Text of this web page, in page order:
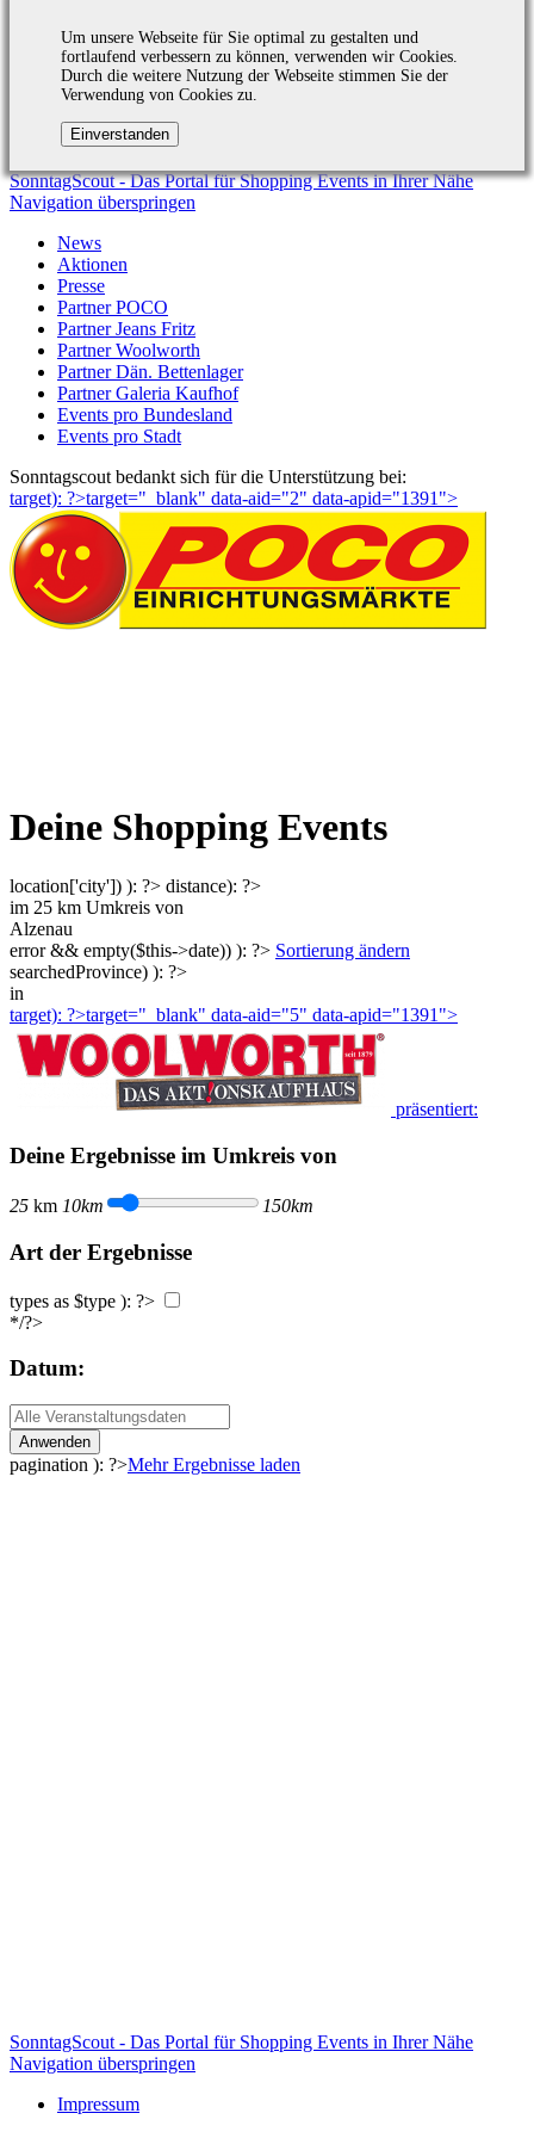
Um unsere Webseite für Sie optimal zu gestalten und
fortlaufend verbessern zu können, verwenden wir Cookies.
Durch die weitere Nutzung der Webseite stimmen Sie der
Verwendung von Cookies zu.
SonntagScout - Das Portal für Shopping Events in Ihrer Nähe
Navigation überspringen
News
Aktionen
Presse
Partner POCO
Partner Jeans Fritz
Partner Woolworth
Partner Dän. Bettenlager
Partner Galeria Kaufhof
Events pro Bundesland
Events pro Stadt
Sonntagscout bedankt sich für die Unterstützung bei:
target): ?>target="_blank" data-aid="2" data-apid="1391">
Deine Shopping Events
location['city']) ): ?> distance): ?>
im 25 km Umkreis von
Alzenau
error && empty($this->date)) ): ?> Sortierung ändern
searchedProvince) ): ?>
in
target): ?>target="_blank" data-aid="5" data-apid="1391">
präsentiert:
Deine Ergebnisse im Umkreis von
25 km 10km 150km
Art der Ergebnisse
types as $type ): ?>
*/?>
Datum:
Anwenden
pagination ): ?>Mehr Ergebnisse laden
SonntagScout - Das Portal für Shopping Events in Ihrer Nähe
Navigation überspringen
Impressum